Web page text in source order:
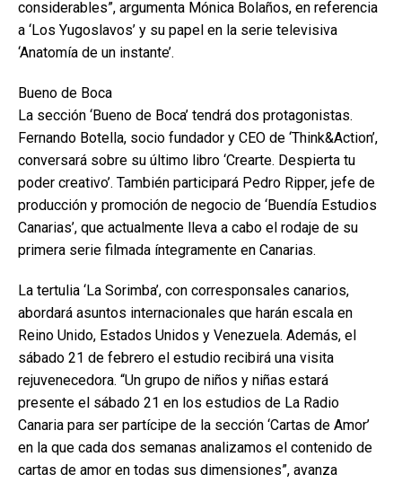
considerables”, argumenta Mónica Bolaños, en referencia
a ‘Los Yugoslavos’ y su papel en la serie televisiva
‘Anatomía de un instante’.
Bueno de Boca
La sección ‘Bueno de Boca’ tendrá dos protagonistas.
Fernando Botella, socio fundador y CEO de ‘Think&Action’,
conversará sobre su último libro ‘Crearte. Despierta tu
poder creativo’. También participará Pedro Ripper, jefe de
producción y promoción de negocio de ‘Buendía Estudios
Canarias’, que actualmente lleva a cabo el rodaje de su
primera serie filmada íntegramente en Canarias.
La tertulia ‘La Sorimba’, con corresponsales canarios,
abordará asuntos internacionales que harán escala en
Reino Unido, Estados Unidos y Venezuela. Además, el
sábado 21 de febrero el estudio recibirá una visita
rejuvenecedora. “Un grupo de niños y niñas estará
presente el sábado 21 en los estudios de La Radio
Canaria para ser partícipe de la sección ‘Cartas de Amor’
en la que cada dos semanas analizamos el contenido de
cartas de amor en todas sus dimensiones”, avanza